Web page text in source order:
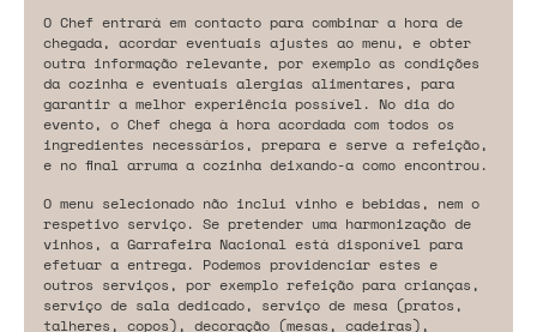
O Chef entrará em contacto para combinar a hora de
chegada, acordar eventuais ajustes ao menu, e obter
outra informação relevante, por exemplo as condições
da cozinha e eventuais alergias alimentares, para
garantir a melhor experiência possível. No dia do
evento, o Chef chega à hora acordada com todos os
ingredientes necessários, prepara e serve a refeição,
e no final arruma a cozinha deixando-a como encontrou.
O menu selecionado não inclui vinho e bebidas, nem o
respetivo serviço. Se pretender uma harmonização de
vinhos, a Garrafeira Nacional está disponível para
efetuar a entrega. Podemos providenciar estes e
outros serviços, por exemplo refeição para crianças,
serviço de sala dedicado, serviço de mesa (pratos,
talheres, copos), decoração (mesas, cadeiras),